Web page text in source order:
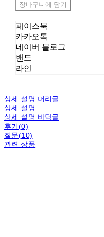
장바구니에 담기
페이스북
카카오톡
네이버 블로그
밴드
라인
상세 설명 머리글
상세 설명
상세 설명 바닥글
후기(0)
질문(10)
관련 상품